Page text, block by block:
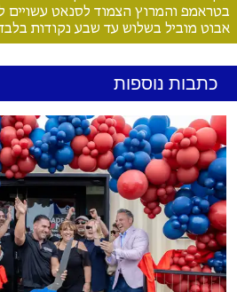
בטראמפ והמרוץ הצמוד לסנאט עשויים
אבוט מוביל בשלוש עד שבע נקודות
כתבות נוספות